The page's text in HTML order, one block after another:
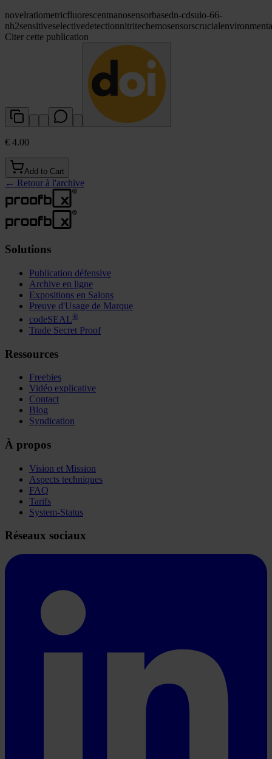
novelratiometricfluorescentnanosensorbasedn-cdsuio-66-
nh2sensitiveselectivedetectionnitritechemosensorscrucial
Citer cette publication
€ 4.00
Add to Cart
← Retour à l'archive
Solutions
Publication défensive
Archive en ligne
Expositions en Salons
Preuve d'Usage de Marque
codeSEAL®
Trade Secret Proof
Ressources
Freebies
Vidéo explicative
Contact
Blog
Syndication
À propos
Vision et Mission
Aspects techniques
FAQ
Tarifs
System-Status
Réseaux sociaux